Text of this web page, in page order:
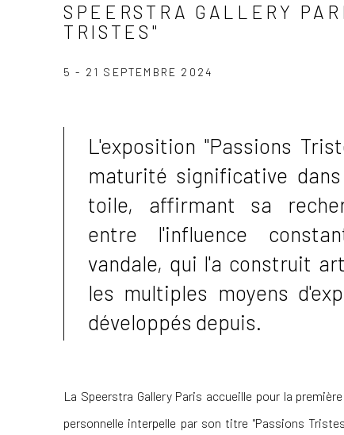
SPEERSTRA GALLERY
TRISTES"
5 - 21 SEPTEMBRE 2024
L'exposition "Passions
maturité significative
toile, affirmant sa
entre l'influence
vandale, qui l'a construit
les multiples moyens
développés depuis.
La Speerstra Gallery Paris accueille pour la
personnelle interpelle par son titre "Passions